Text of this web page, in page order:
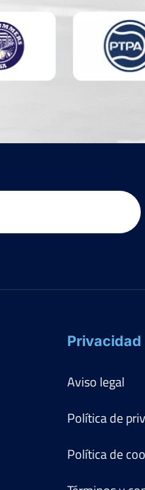
Privacidad
Aviso legal
Política de
Política de